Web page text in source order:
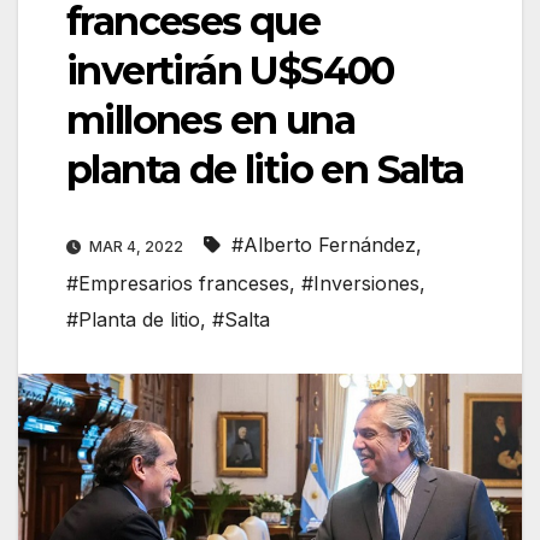
franceses que
invertirán U$S400
millones en una
planta de litio en Salta
MAR 4, 2022 #Alberto Fernández,
#Empresarios franceses, #Inversiones,
#Planta de litio, #Salta